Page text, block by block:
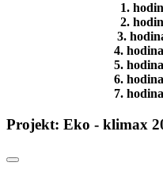
1.
2.
3.
4. hodina
5. hodina
6. hodina
7. hodina
Projekt: Eko - klimax